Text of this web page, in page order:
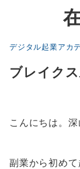
デジタル起業アカ
ブレイク
こんにちは。深
副業から初め